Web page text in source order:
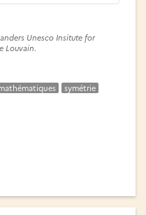
Unesco Insitute for
Louvain.
symétrie